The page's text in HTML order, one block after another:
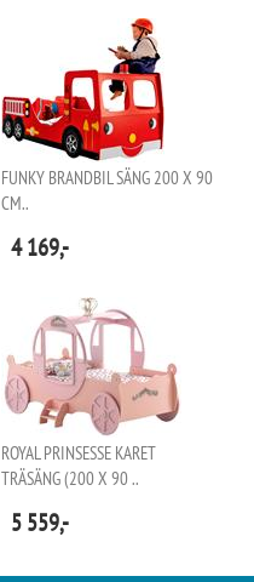
FUNKY BRANDBIL SÄNG 200 X 90
CM..
4 169,-
ROYAL PRINSESSE KARET
TRÄSÄNG (200 X 90 ..
5 559,-